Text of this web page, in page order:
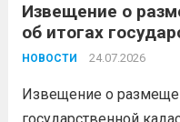
бойцам
3,4 млн
Извещение о
об итогах
оценки земельных
году
НОВОСТИ 24.07.2026
Извещение о